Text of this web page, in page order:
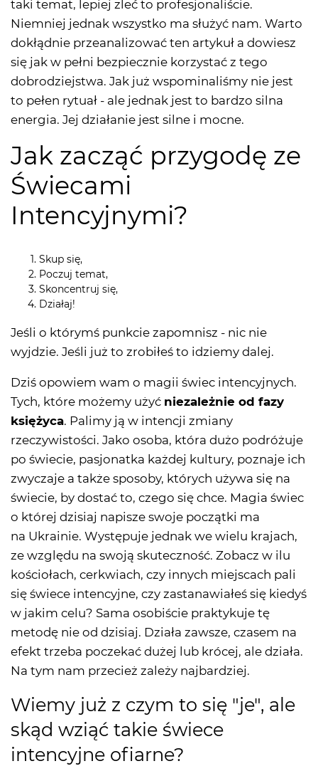
taki temat, lepiej zleć to profesjonaliście.
Niemniej jednak wszystko ma służyć nam. Warto
dokłądnie przeanalizować ten artykuł a dowiesz
się jak w pełni bezpiecznie korzystać z tego
dobrodziejstwa. Jak już wspominaliśmy nie jest
to pełen rytuał - ale jednak jest to bardzo silna
energia. Jej działanie jest silne i mocne.
Jak zacząć przygodę ze
Świecami
Intencyjnymi?
Skup się,
Poczuj temat,
Skoncentruj się,
Działaj!
Jeśli o którymś punkcie zapomnisz - nic nie
wyjdzie. Jeśli już to zrobiłeś to idziemy dalej.
Dziś opowiem wam o magii świec intencyjnych.
Tych, które możemy użyć niezależnie od fazy
księżyca. Palimy ją w intencji zmiany
rzeczywistości. Jako osoba, która dużo podróżuje
po świecie, pasjonatka każdej kultury, poznaje ich
zwyczaje a także sposoby, których używa się na
świecie, by dostać to, czego się chce. Magia świec
o której dzisiaj napisze swoje początki ma
na Ukrainie. Występuje jednak we wielu krajach,
ze względu na swoją skuteczność. Zobacz w ilu
kościołach, cerkwiach, czy innych miejscach pali
się świece intencyjne, czy zastanawiałeś się kiedyś
w jakim celu? Sama osobiście praktykuje tę
metodę nie od dzisiaj. Działa zawsze, czasem na
efekt trzeba poczekać dużej lub krócej, ale działa.
Na tym nam przecież zależy najbardziej.
Wiemy już z czym to się "je", ale
skąd wziąć takie świece
intencyjne ofiarne?